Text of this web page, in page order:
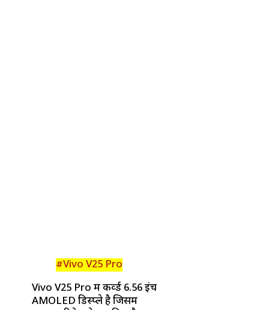
#Vivo V25 Pro
Vivo V25 Pro में कर्व्ड 6.56 इंच
AMOLED डिस्प्ले है जिसमें